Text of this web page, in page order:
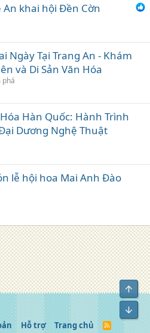
khai hội Đền Cờn
Ngày Tại Trang An - Khám
và Di Sản Văn Hóa
phá
Hàn Quốc: Hành Trình
Dương Nghệ Thuật
lễ hội hoa Mai Anh Đào
Hỗ trợ Trang chủ
R
Top